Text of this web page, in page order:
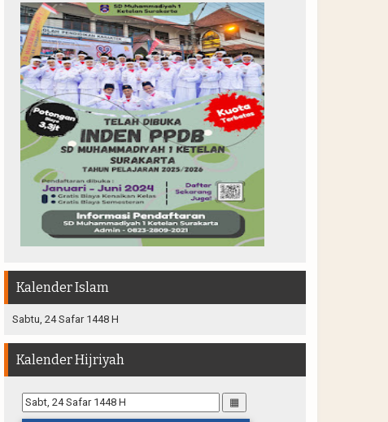
Kalender Islam
Sabtu, 24 Safar 1448 H
Kalender Hijriyah
▦